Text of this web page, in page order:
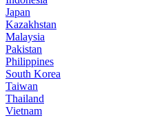
Japan
Kazakhstan
Malaysia
Pakistan
Philippines
South Korea
Taiwan
Thailand
Vietnam